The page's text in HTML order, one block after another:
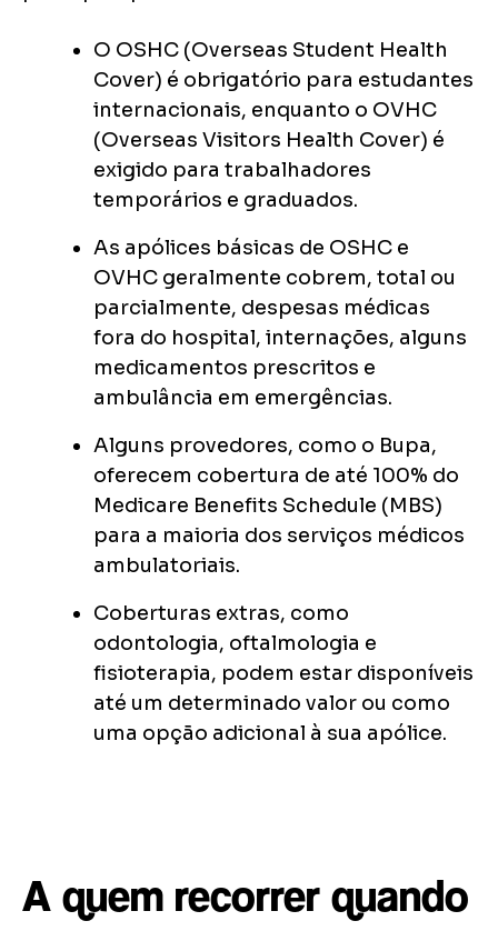
O OSHC (Overseas Student Health
Cover) é obrigatório para estudantes
internacionais, enquanto o OVHC
(Overseas Visitors Health Cover) é
exigido para trabalhadores
temporários e graduados.
As apólices básicas de OSHC e
OVHC geralmente cobrem, total ou
parcialmente, despesas médicas
fora do hospital, internações, alguns
medicamentos prescritos e
ambulância em emergências.
Alguns provedores, como o Bupa,
oferecem cobertura de até 100% do
Medicare Benefits Schedule (MBS)
para a maioria dos serviços médicos
ambulatoriais.
Coberturas extras, como
odontologia, oftalmologia e
fisioterapia, podem estar disponíveis
até um determinado valor ou como
uma opção adicional à sua apólice.
A quem recorrer quando